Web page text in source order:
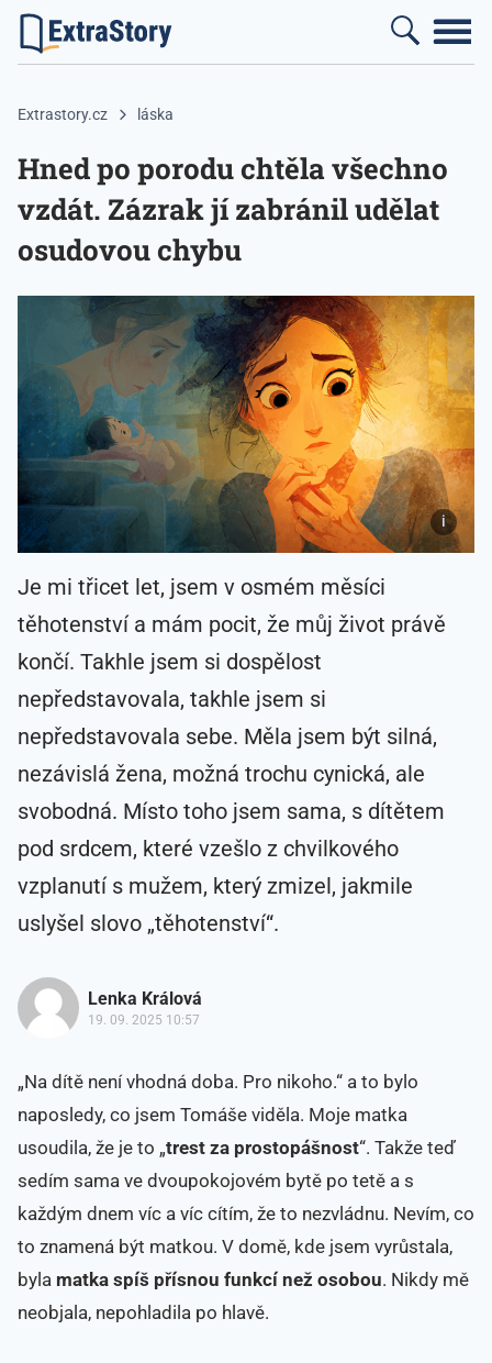
Extrastory.cz láska
Hned po porodu chtěla všechno
vzdát. Zázrak jí zabránil udělat
osudovou chybu
Je mi třicet let, jsem v osmém měsíci
těhotenství a mám pocit, že můj život právě
končí. Takhle jsem si dospělost
nepředstavovala, takhle jsem si
nepředstavovala sebe. Měla jsem být silná,
nezávislá žena, možná trochu cynická, ale
svobodná. Místo toho jsem sama, s dítětem
pod srdcem, které vzešlo z chvilkového
vzplanutí s mužem, který zmizel, jakmile
uslyšel slovo „těhotenství“.
Lenka Králová
19. 09. 2025 10:57
„Na dítě není vhodná doba. Pro nikoho.“ a to bylo
naposledy, co jsem Tomáše viděla. Moje matka
usoudila, že je to „trest za prostopášnost“. Takže teď
sedím sama ve dvoupokojovém bytě po tetě a s
každým dnem víc a víc cítím, že to nezvládnu. Nevím, co
to znamená být matkou. V domě, kde jsem vyrůstala,
byla matka spíš přísnou funkcí než osobou. Nikdy mě
neobjala, nepohladila po hlavě.